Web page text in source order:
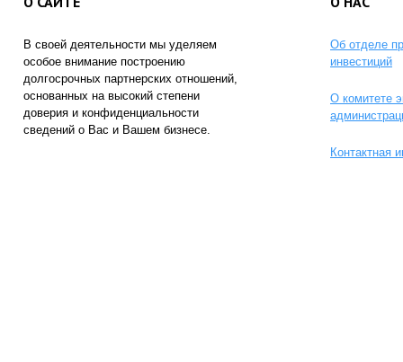
В своей деятельности мы уделяем
особое внимание построению
долгосрочных партнерских отношений,
основанных на высокий степени
доверия и конфиденциальности
сведений о Вас и Вашем бизнесе.
Об отделе
инвестиций
О комитете
Контактная